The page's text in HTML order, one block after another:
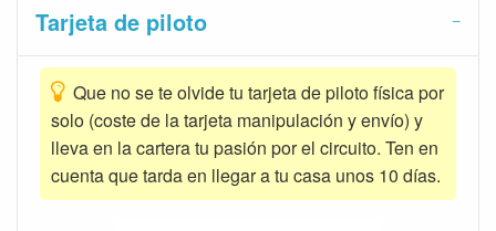
Tarjeta de piloto
Que no se te olvide tu tarjeta de piloto física por
solo (coste de la tarjeta manipulación y envío) y
lleva en la cartera tu pasión por el circuito. Ten en
cuenta que tarda en llegar a tu casa unos 10 días.